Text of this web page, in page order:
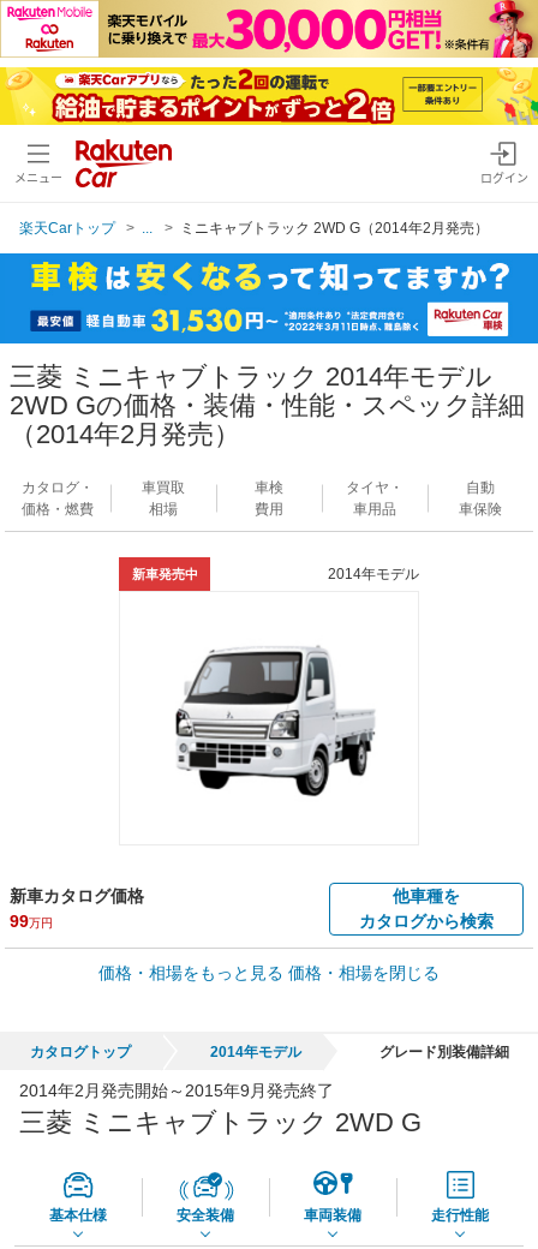
メニュー ログイン
楽天Carトップ ミニキャブトラック 2WD G（2014年2月発売）
三菱 ミニキャブトラック 2014年モデル
2WD Gの価格・装備・性能・スペック詳細
（2014年2月発売）
カタログ・
価格・燃費
車買取
相場
車検
費用
タイヤ・
車用品
自動
車保険
新車発売中 2014年モデル
新車カタログ価格
99万円
他車種を
カタログから検索
車買取価格 *
車買取相場
45,550円
価格・相場をもっと見る 価格・相場を閉じる
カタログトップ 2014年モデル グレード別装備詳細
2014年2月発売開始～2015年9月発売終了
三菱 ミニキャブトラック 2WD G
基本仕様 安全装備 車両装備 走行性能